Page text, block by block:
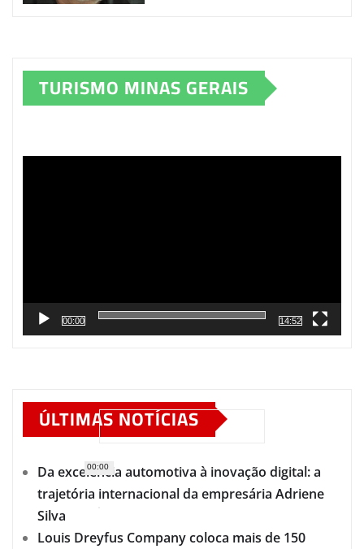
TURISMO MINAS GERAIS
00:00
00:00
14:52
ÚLTIMAS NOTÍCIAS
Da excelência automotiva à inovação digital: a
trajetória internacional da empresária Adriene
Silva
Louis Dreyfus Company coloca mais de 150